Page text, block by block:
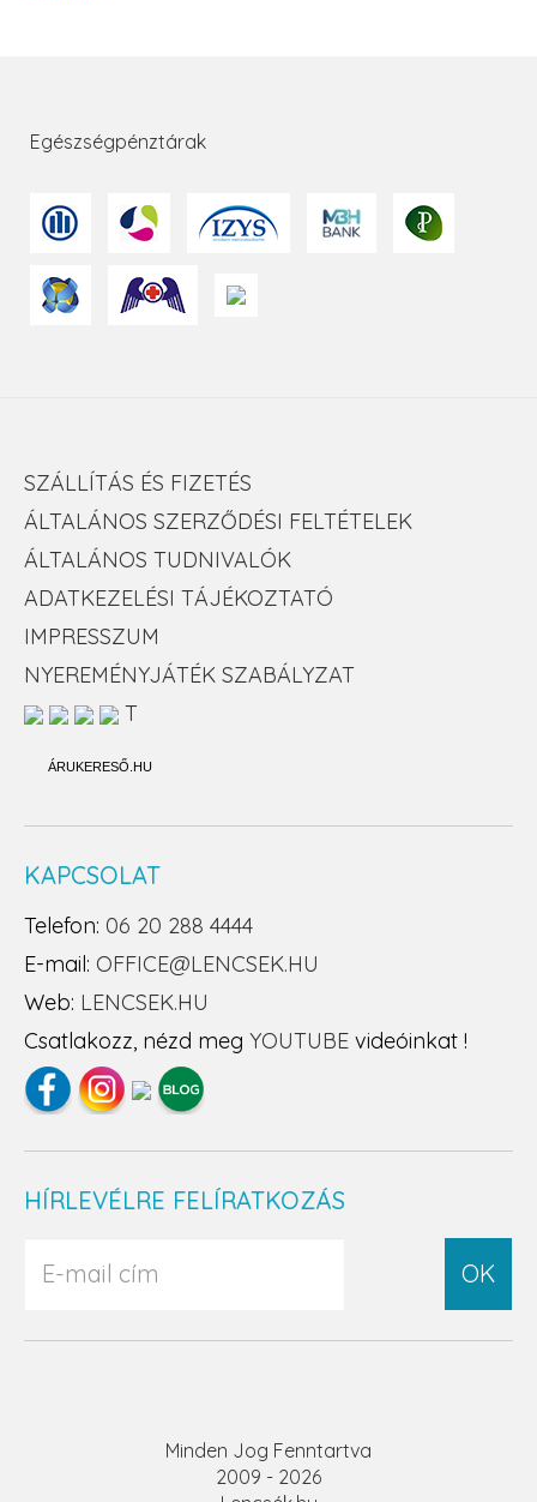
Egészségpénztárak
SZÁLLÍTÁS ÉS FIZETÉS
ÁLTALÁNOS SZERZŐDÉSI FELTÉTELEK
ÁLTALÁNOS TUDNIVALÓK
ADATKEZELÉSI TÁJÉKOZTATÓ
IMPRESSZUM
NYEREMÉNYJÁTÉK SZABÁLYZAT
T
ÁRUKERESŐ.HU
KAPCSOLAT
Telefon: 06 20 288 4444
E-mail: OFFICE@LENCSEK.HU
Web: LENCSEK.HU
Csatlakozz, nézd meg YOUTUBE videóinkat !
HÍRLEVÉLRE FELÍRATKOZÁS
OK
Minden Jog Fenntartva
2009 - 2026